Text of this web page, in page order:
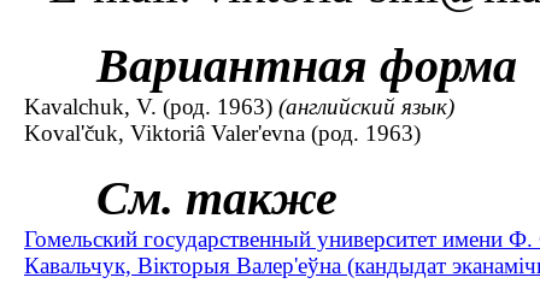
Вариантная форма
Kavalchuk, V. (род. 1963) (английский язык)
Koval'čuk, Viktoriâ Valer'evna (род. 1963)
См. также
Гомельский государственный университет имени
Кавальчук, Вікторыя Валер'еўна (кандыдат